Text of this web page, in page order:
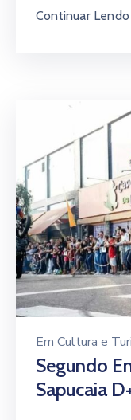
Continuar Lendo
Em Cultura e
Segundo
Sapucaia